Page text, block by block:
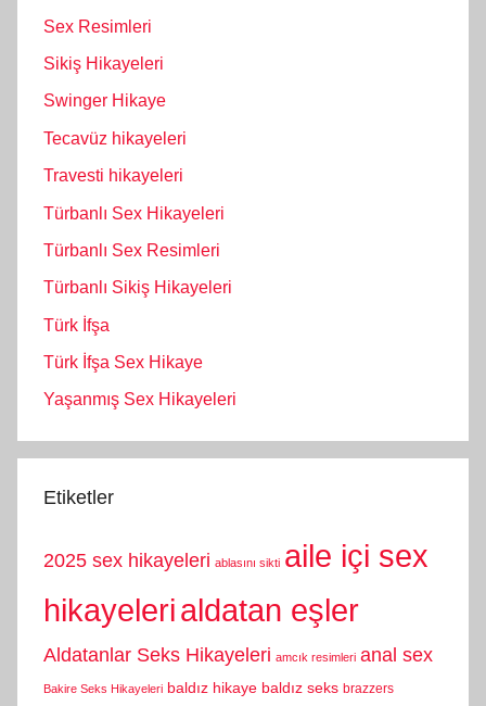
Sex Resimleri
Sikiş Hikayeleri
Swinger Hikaye
Tecavüz hikayeleri
Travesti hikayeleri
Türbanlı Sex Hikayeleri
Türbanlı Sex Resimleri
Türbanlı Sikiş Hikayeleri
Türk İfşa
Türk İfşa Sex Hikaye
Yaşanmış Sex Hikayeleri
Etiketler
2025 sex hikayeleri ablasını sikti aile içi sex
hikayelerialdatan eşler
Aldatanlar Seks Hikayeleri amcık resimleri anal sex
Bakire Seks Hikayeleri baldız hikaye baldız seks brazzers